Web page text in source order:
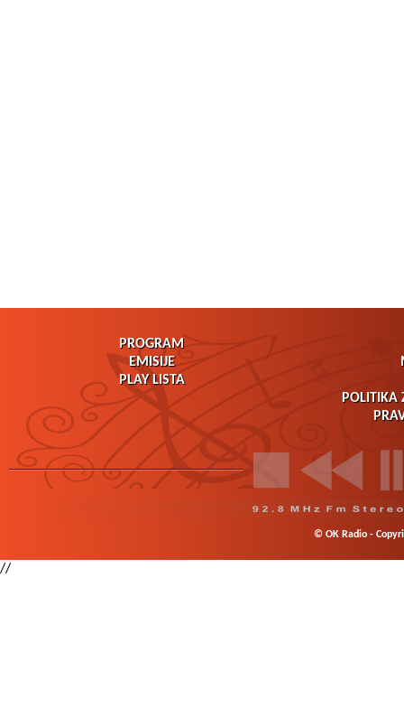
PROGRAM
EMISIJE
PLAY LISTA
POLITIKA
© OK Radio -
//